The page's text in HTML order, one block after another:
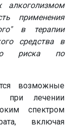
применения
в терапии
средства в
риска по
возможные
при лечении
спектром
включая